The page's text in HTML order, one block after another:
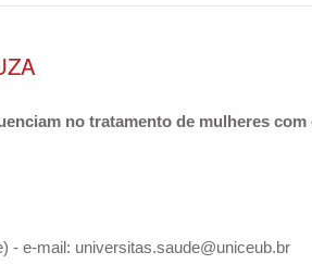
no tratamento de mulheres com
- e-mail: universitas.saude@uniceub.br